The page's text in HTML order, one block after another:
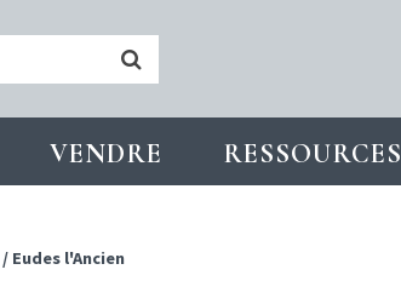
VENDRE RESSOURCES
/ Eudes l'Ancien